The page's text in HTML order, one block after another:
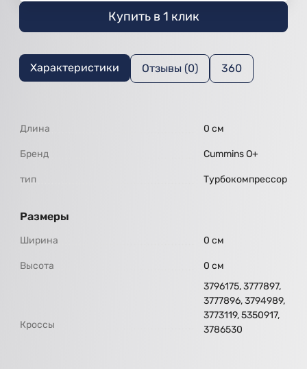
Купить в 1 клик
Характеристики Отзывы (0) 360
Длина 0 см
Бренд Cummins O+
тип Турбокомпрессор
Размеры
Ширина 0 см
Высота 0 см
Кроссы
3796175, 3777897,
3777896, 3794989,
3773119, 5350917,
3786530